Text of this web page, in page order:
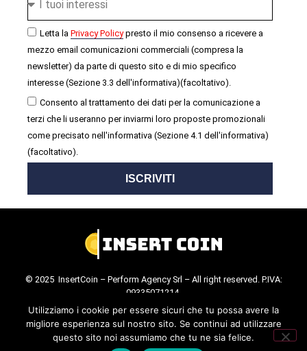
Letta la Privacy Policypresto il mio consenso a ricevere a
mezzo email comunicazioni commerciali (compresa la
newsletter) da parte di questo sito e di mio specifico
interesse (Sezione 3.3 dell'informativa)(facoltativo).
Consento al trattamento dei dati per la comunicazione a
terzi che li useranno per inviarmi loro proposte promozionali
come precisato nell'informativa (Sezione 4.1 dell'informativa)
(facoltativo).
ISCRIVITI
© 2025 InsertCoin – Perform Agency Srl – All right reserved. P.IVA:
09335071214.
Cookie Policy . Privacy Policy.
Utilizziamo i cookie per essere sicuri che tu possa avere la
migliore esperienza sul nostro sito. Se continui ad utilizzare
questo sito noi assumiamo che tu ne sia felice.